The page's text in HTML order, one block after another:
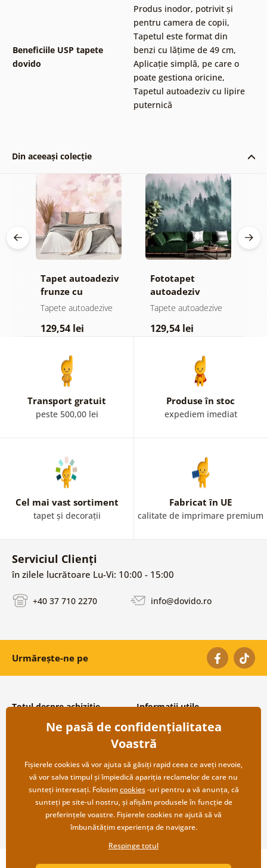
Beneficiile USP tapete
dovido
Produs inodor, potrivit și
pentru camera de copii,
Tapetul este format din
benzi cu lățime de 49 cm,
Aplicație simplă, pe care o
poate gestiona oricine,
Tapetul autoadeziv cu lipire
puternică
Din aceeași colecție
Tapet autoadeziv
frunze cu
atingere
Tapete autoadezive
129,54 lei
Fototapet
autoadeziv
pădure în ceață
Tapete autoadezive
129,54 lei
Transport gratuit
peste 500,00 lei
Produse în stoc
expediem imediat
Cel mai vast sortiment
tapet și decorații
Fabricat în UE
calitate de imprimare premium
Serviciul Clienți
în zilele lucrătoare Lu-Vi: 10:00 - 15:00
+40 37 710 2270 info@dovido.ro
Urmărește-ne pe
Totul despre achiziție
Condiții și termeni generali
Protecția datelor personale
Transport și modalități de plată
Returnare
Informații utile
Despre noi
Întrebări frecvente
Contacte
Cooperare angro
Ne pasă de confidențialitatea
Voastră
Fișierele cookies vă vor ajuta să găsiți rapid ceea ce aveți nevoie,
vă vor salva timpul și împiedică apariția reclamelor de care nu
sunteți interesați. Folosimcookies-uri pentru a vă anunța, că
sunteți pe site-ul nostru, și afișăm produsele în funcție de
preferințele voastre. Fișierele cookies ne ajută să vă
îmbunătățim experiența de navigare.
Respinge totul